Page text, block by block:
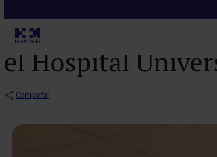
Los alumnos
el Hospital
Compartir